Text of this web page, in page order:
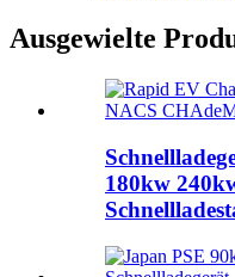
Ausgewielte
180kw